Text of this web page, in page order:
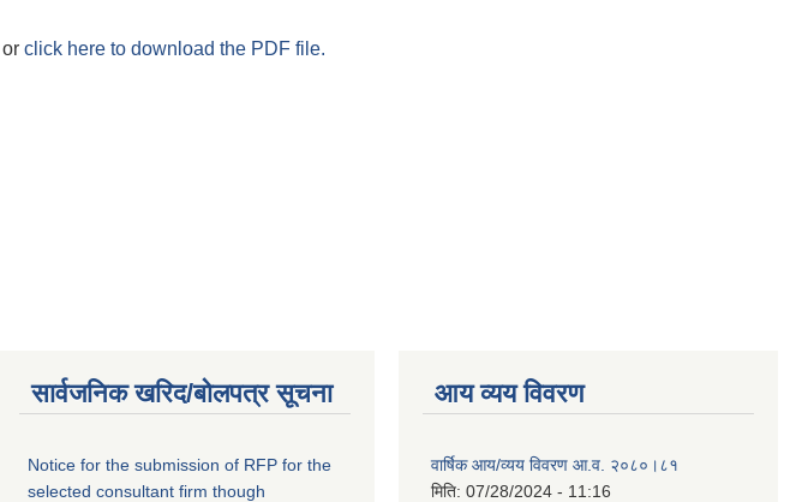
or click here to download the PDF file.
सार्वजनिक खरिद/बोलपत्र सूचना
Notice for the submission of RFP for the
selected consultant firm though
आय व्यय विवरण
वार्षिक आय/व्यय विवरण आ.व. २०८०।८१
मिति: 07/28/2024 - 11:16